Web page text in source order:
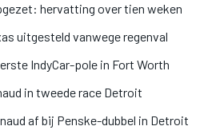
hervatting over tien weken
uitgesteld vanwege regenval
IndyCar-pole in Fort Worth
in tweede race Detroit
af bij Penske-dubbel in Detroit